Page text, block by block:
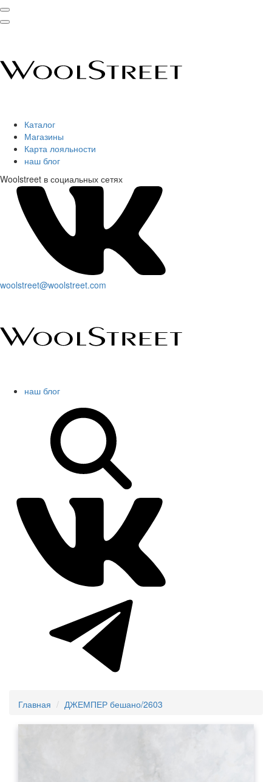
Каталог
Магазины
Карта лояльности
наш блог
Woolstreet в социальных сетях
woolstreet@woolstreet.com
наш блог
Главная ДЖЕМПЕР бешано/2603